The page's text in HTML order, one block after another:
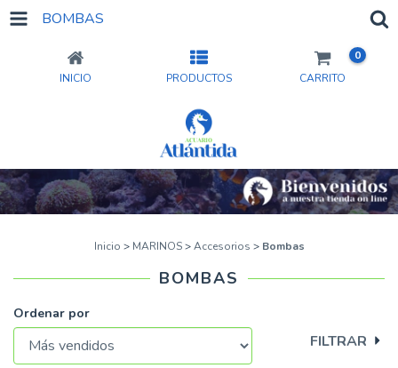
BOMBAS
INICIO PRODUCTOS CARRITO
0
Inicio > MARINOS > Accesorios > Bombas
BOMBAS
Ordenar por
FILTRAR